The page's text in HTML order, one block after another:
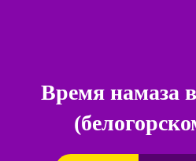
Время намаза